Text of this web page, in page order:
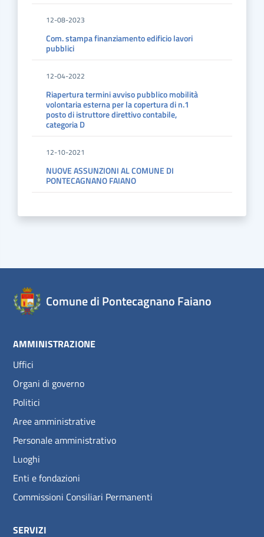
12-08-2023
Com. stampa finanziamento edificio lavori
pubblici
12-04-2022
Riapertura termini avviso pubblico mobilità
volontaria esterna per la copertura di n.1
posto di istruttore direttivo contabile,
categoria D
12-10-2021
NUOVE ASSUNZIONI AL COMUNE DI
PONTECAGNANO FAIANO
Comune di Pontecagnano Faiano
AMMINISTRAZIONE
Uffici
Organi di governo
Politici
Aree amministrative
Personale amministrativo
Luoghi
Enti e fondazioni
Commissioni Consiliari Permanenti
SERVIZI